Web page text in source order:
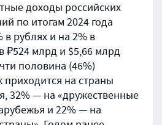
доходы российских
по итогам 2024 года
в рублях и на 2% в
₽524 млрд и $5,66 млрд
половина (46%)
на страны
32% — на «дружественные
и 22% — на